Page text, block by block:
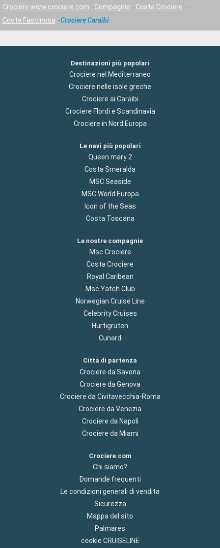
Crociere www.crociere.com Compagnie
Costa Crociere
Costa Fascinosa
Crociere Caraibi
Destinazioni più popolari
Crociere nel Mediterraneo
Crociere nelle isole greche
Crociere ai Caraibi
Crociere Flordi e Scandinavia
Crociere in Nord Europa
Le navi più popolari
Queen mary 2
Costa Smeralda
MSC Seaside
MSC World Europa
Icon of the Seas
Costa Toscana
Le nostre compagnie
Msc Crociere
Costa Crociere
Royal Caribean
Msc Yatch Club
Norwegian Cruise Line
Celebrity Cruises
Hurtigruten
Cunard
Città di partenza
Crociere da Savona
Crociere da Genova
Crociere da Civitavecchia-Roma
Crociere da Venezia
Crociere da Napoli
Crociere da Miami
Crociere.com
Chi siamo?
Domande frequenti
Le condizioni generali di vendita
Sicurezza
Mappa del sito
Palmares
cookie CRUISELINE